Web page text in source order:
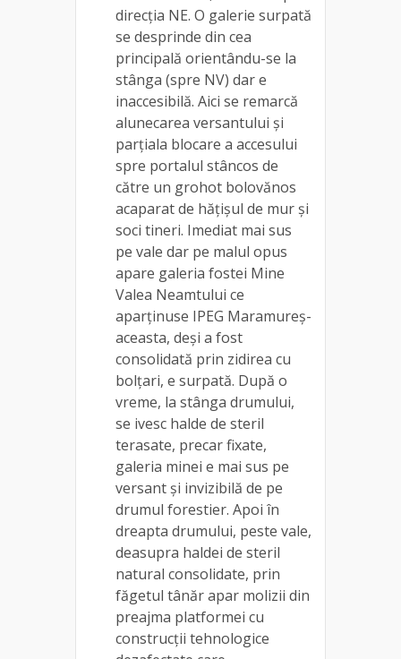
direcția NE. O galerie surpată
se desprinde din cea
principală orientându-se la
stânga (spre NV) dar e
inaccesibilă. Aici se remarcă
alunecarea versantului și
parțiala blocare a accesului
spre portalul stâncos de
către un grohot bolovănos
acaparat de hățișul de mur și
soci tineri. Imediat mai sus
pe vale dar pe malul opus
apare galeria fostei Mine
Valea Neamtului ce
aparținuse IPEG Maramureș-
aceasta, deși a fost
consolidată prin zidirea cu
bolțari, e surpată. După o
vreme, la stânga drumului,
se ivesc halde de steril
terasate, precar fixate,
galeria minei e mai sus pe
versant și invizibilă de pe
drumul forestier. Apoi în
dreapta drumului, peste vale,
deasupra haldei de steril
natural consolidate, prin
făgetul tânăr apar molizii din
preajma platformei cu
construcții tehnologice